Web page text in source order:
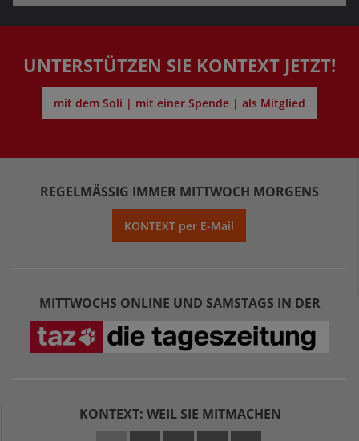
UNTERSTÜTZEN SIE KONTEXT JETZT!
mit dem Soli | mit einer Spende | als Mitglied
REGELMÄSSIG IMMER MITTWOCH MORGENS
KONTEXT per E-Mail
MITTWOCHS ONLINE UND SAMSTAGS IN DER
KONTEXT: WEIL SIE MITMACHEN